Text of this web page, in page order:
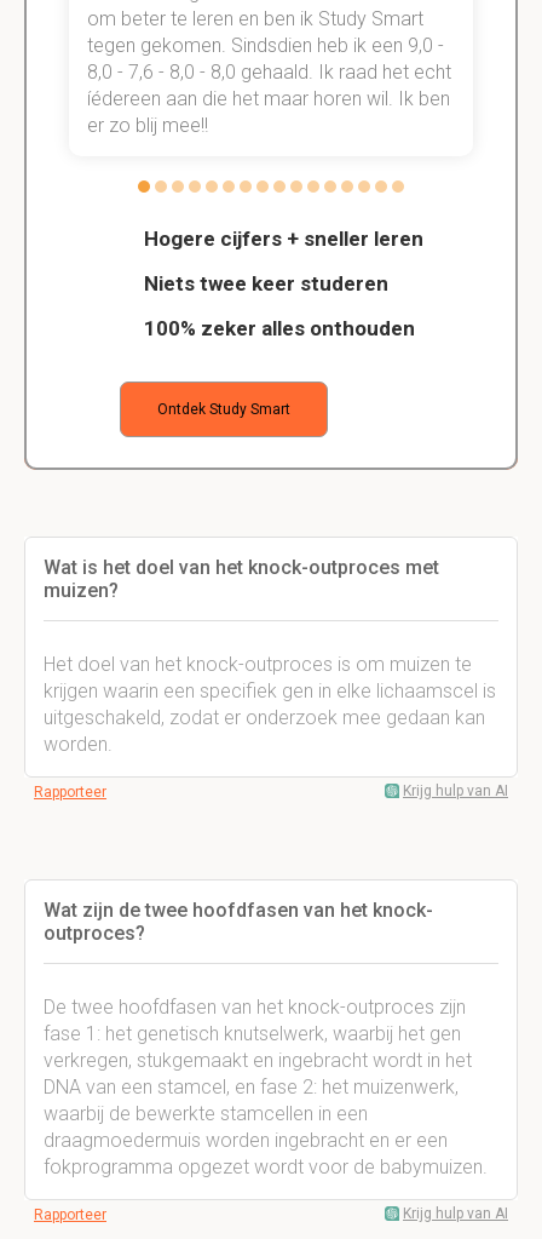
Hogere cijfers + sneller leren
Niets twee keer studeren
100% zeker alles onthouden
Ontdek Study Smart
om beter te leren en ben ik Study Smart
tegen gekomen. Sindsdien heb ik een 9,0 -
8,0 - 7,6 - 8,0 - 8,0 gehaald. Ik raad het echt
íédereen aan die het maar horen wil. Ik ben
er zo blij mee!!
Wat is het doel van het knock-outproces met
muizen?
Het doel van het knock-outproces is om muizen te
krijgen waarin een specifiek gen in elke lichaamscel is
uitgeschakeld, zodat er onderzoek mee gedaan kan
worden.
Rapporteer Krijg hulp van AI
Wat zijn de twee hoofdfasen van het knock-
outproces?
De twee hoofdfasen van het knock-outproces zijn
fase 1: het genetisch knutselwerk, waarbij het gen
verkregen, stukgemaakt en ingebracht wordt in het
DNA van een stamcel, en fase 2: het muizenwerk,
waarbij de bewerkte stamcellen in een
draagmoedermuis worden ingebracht en er een
fokprogramma opgezet wordt voor de babymuizen.
Rapporteer Krijg hulp van AI